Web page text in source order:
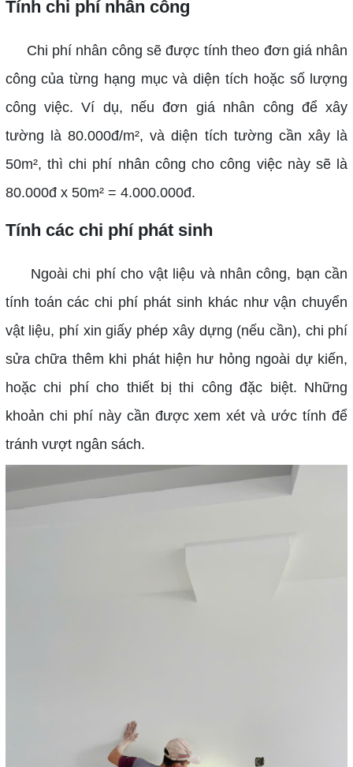
Tính chi phí nhân công
Chi phí nhân công sẽ được tính theo đơn giá nhân
công của từng hạng mục và diện tích hoặc số lượng
công việc. Ví dụ, nếu đơn giá nhân công để xây
tường là 80.000đ/m², và diện tích tường cần xây là
50m², thì chi phí nhân công cho công việc này sẽ là
80.000đ x 50m² = 4.000.000đ.
Tính các chi phí phát sinh
Ngoài chi phí cho vật liệu và nhân công, bạn cần
tính toán các chi phí phát sinh khác như vận chuyển
vật liệu, phí xin giấy phép xây dựng (nếu cần), chi phí
sửa chữa thêm khi phát hiện hư hỏng ngoài dự kiến,
hoặc chi phí cho thiết bị thi công đặc biệt. Những
khoản chi phí này cần được xem xét và ước tính để
tránh vượt ngân sách.